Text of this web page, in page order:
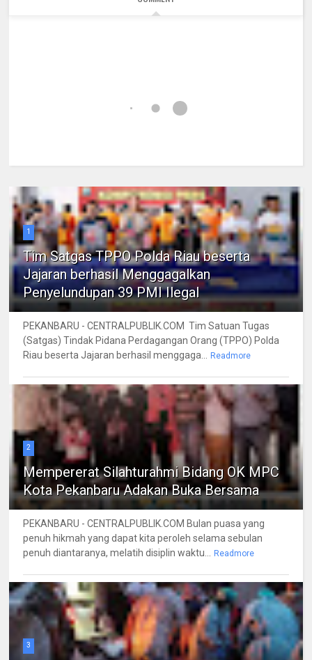
1
Tim Satgas TPPO Polda Riau beserta
Jajaran berhasil Menggagalkan
Penyelundupan 39 PMI Ilegal
PEKANBARU - CENTRALPUBLIK.COM Tim Satuan Tugas
(Satgas) Tindak Pidana Perdagangan Orang (TPPO) Polda
Riau beserta Jajaran berhasil menggaga...
Readmore
2
Mempererat Silahturahmi Bidang OK MPC
Kota Pekanbaru Adakan Buka Bersama
PEKANBARU - CENTRALPUBLIK.COM Bulan puasa yang
penuh hikmah yang dapat kita peroleh selama sebulan
penuh diantaranya, melatih disiplin waktu...
Readmore
3